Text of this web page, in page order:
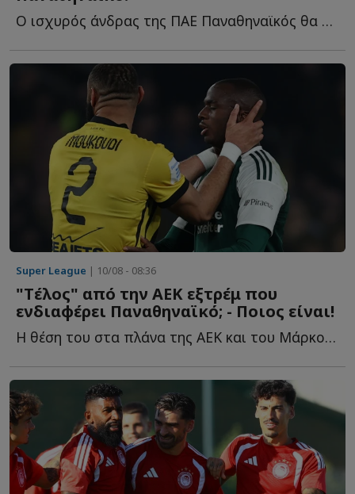
Ο ισχυρός άνδρας της ΠΑΕ Παναθηναϊκός θα πρέπει να β...
Super League | 10/08 - 08:36
"Tέλος" από την ΑΕΚ εξτρέμ που
ενδιαφέρει Παναθηναϊκό; - Ποιος είναι!
Η θέση του στα πλάνα της ΑΕΚ και του Μάρκο Νίκολιτς δ...